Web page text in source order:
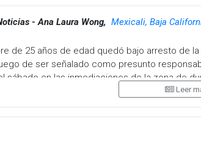
- Ana Laura Wong, Mexicali, Baja
de 25 años de edad quedó bajo arresto de
de ser señalado como presunto
sábado en las inmediaciones de la zona de
se registró cuando el conductor de una
Leer